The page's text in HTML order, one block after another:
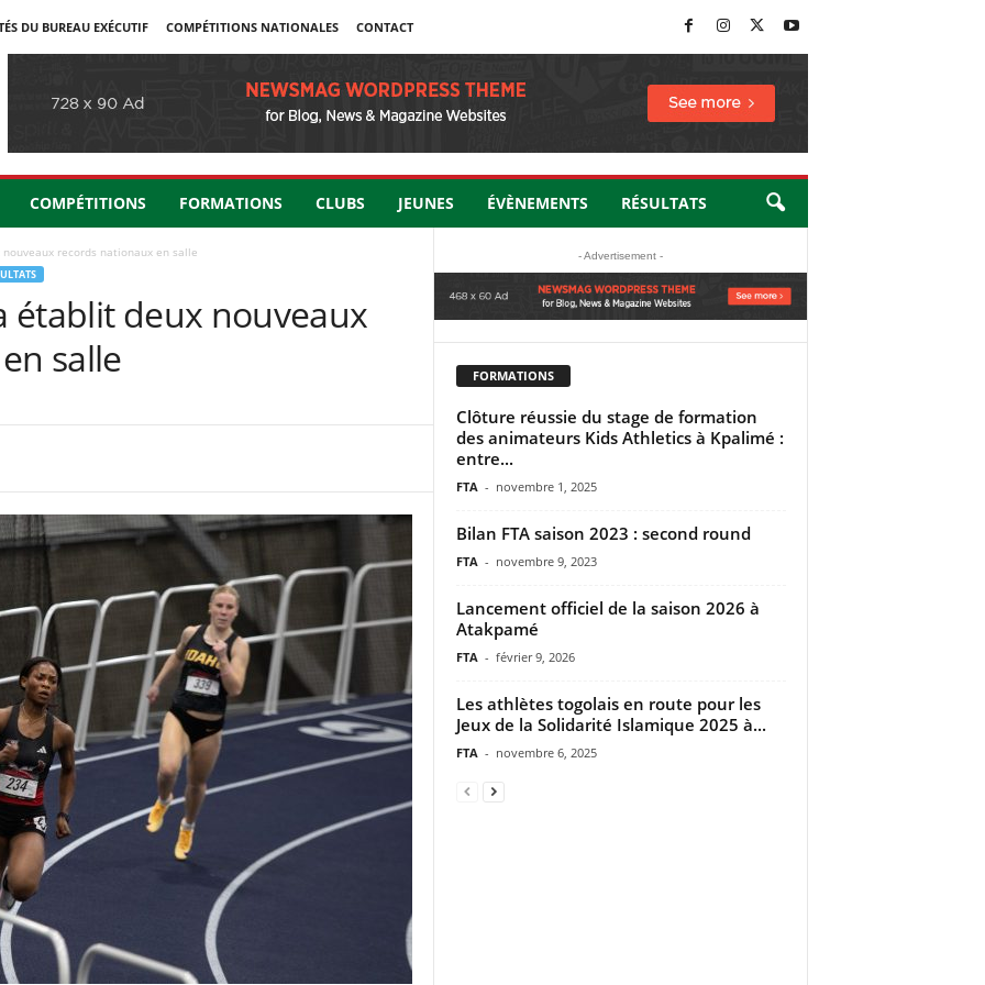
DU BUREAU EXÉCUTIF COMPÉTITIONS NATIONALES
CONTACT
COMPÉTITIONS FORMATIONS CLUBS JEUNES ÉVÈNEMENTS RÉSULTATS
records nationaux en salle
établit deux nouveaux
salle
- Advertisement -
FORMATIONS
Clôture réussie du stage de formation
des animateurs Kids Athletics à Kpalimé :
entre...
FTA - novembre 1, 2025
Bilan FTA saison 2023 : second round
FTA - novembre 9, 2023
Lancement officiel de la saison 2026 à
Atakpamé
FTA - février 9, 2026
Les athlètes togolais en route pour les
Jeux de la Solidarité Islamique 2025 à...
FTA - novembre 6, 2025